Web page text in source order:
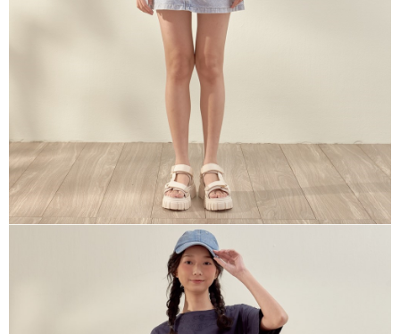
１．透過由恩沛科技股份有限公司提供之「AFTEE先享後付」服務完成之交
易，需依本服務之必要範圍內提供個人資料，並將交易相關給付款項請求債
權轉讓予恩沛科技股份有限公司。
２．關於個人資料處理事宜，請瀏覽以下網址：
３．未成年的使用者請事先徵得法定代理人或監護人之同意方可使用
「AFTEE先享後付」，若未經同意申辦者引起之損失，本公司不負相關責
任。
４．使用「AFTEE先享後付」時，將依據個別帳號之用戶狀況，依本公司即
時審查核予不同之上限額度；若仍有額度不足之情形，本公司將視審查結果
請求用戶進行身份認證。
５．嚴禁一人註冊多個帳號或使用他人資訊註冊。若發現惡意使用之情形，
恩沛科技股份有限公司將有權停止該用戶之使用額度並採取法律行動。